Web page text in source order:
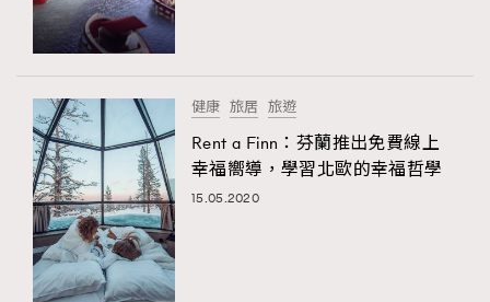
健康 旅居 旅遊
Rent a Finn：芬蘭推出免費線上
幸福嚮導，學習北歐的幸福哲學
15.05.2020